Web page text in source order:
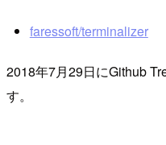
faressoft/terminalizer
2018年7月29日にGithub
す。